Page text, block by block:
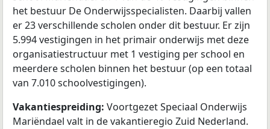
het bestuur De Onderwijsspecialisten. Daarbij vallen
er 23 verschillende scholen onder dit bestuur. Er zijn
5.994 vestigingen in het primair onderwijs met deze
organisatiestructuur met 1 vestiging per school en
meerdere scholen binnen het bestuur (op een totaal
van 7.010 schoolvestigingen).
Vakantiespreiding: Voortgezet Speciaal Onderwijs
Mariëndael valt in de vakantieregio Zuid Nederland.